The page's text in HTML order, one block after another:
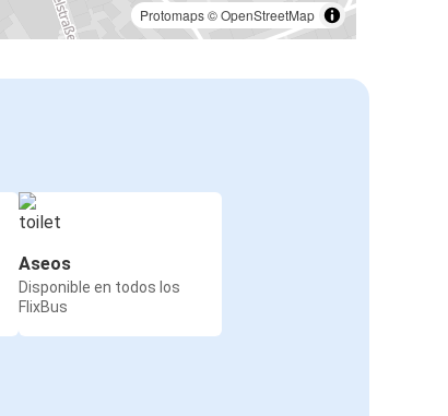
Protomaps©OpenStreetMap
Aseos
Disponible en todos los
FlixBus